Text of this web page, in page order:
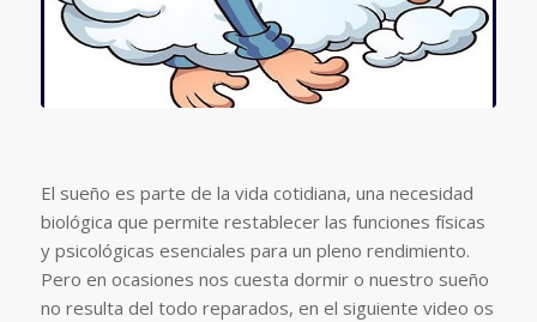
El sueño es parte de la vida cotidiana, una necesidad
biológica que permite restablecer las funciones físicas
y psicológicas esenciales para un pleno rendimiento.
Pero en ocasiones nos cuesta dormir o nuestro sueño
no resulta del todo reparados, en el siguiente video os